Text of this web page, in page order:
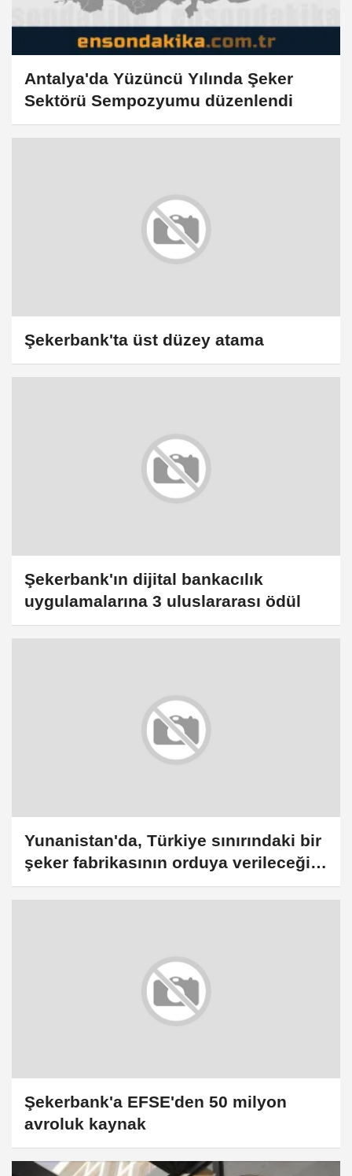
Antalya'da Yüzüncü Yılında Şeker
Sektörü Sempozyumu düzenlendi
Şekerbank'ta üst düzey atama
Şekerbank'ın dijital bankacılık
uygulamalarına 3 uluslararası ödül
Yunanistan'da, Türkiye sınırındaki bir
şeker fabrikasının orduya verileceği
iddia edildi
Şekerbank'a EFSE'den 50 milyon
avroluk kaynak